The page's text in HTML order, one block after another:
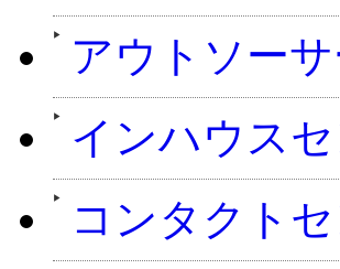
アウトソー
インハウス
コンタクト